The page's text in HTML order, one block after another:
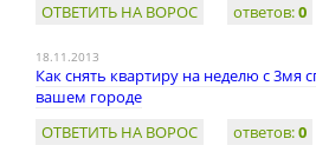
ОТВЕТИТЬ НА ВОРОС
ответов:0
18.11.2013
Как снять квартиру на неделю с 3мя
вашем городе
ОТВЕТИТЬ НА ВОРОС
ответов:0